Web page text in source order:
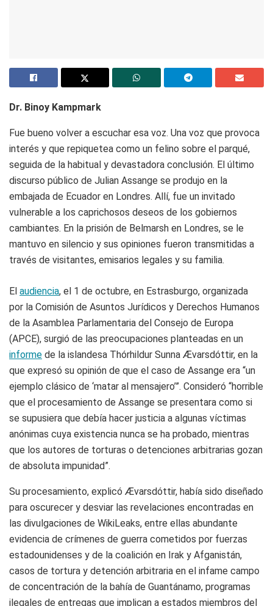
Dr. Binoy Kampmark
Fue bueno volver a escuchar esa voz. Una voz que provoca
interés y que repiquetea como un felino sobre el parqué,
seguida de la habitual y devastadora conclusión. El último
discurso público de Julian Assange se produjo en la
embajada de Ecuador en Londres. Allí, fue un invitado
vulnerable a los caprichosos deseos de los gobiernos
cambiantes. En la prisión de Belmarsh en Londres, se le
mantuvo en silencio y sus opiniones fueron transmitidas a
través de visitantes, emisarios legales y su familia.
El audiencia, el 1 de octubre, en Estrasburgo, organizada
por la Comisión de Asuntos Jurídicos y Derechos Humanos
de la Asamblea Parlamentaria del Consejo de Europa
(APCE), surgió de las preocupaciones planteadas en un
informe de la islandesa Thórhildur Sunna Ævarsdóttir, en la
que expresó su opinión de que el caso de Assange era “un
ejemplo clásico de ‘matar al mensajero’”. Consideró “horrible
que el procesamiento de Assange se presentara como si
se supusiera que debía hacer justicia a algunas víctimas
anónimas cuya existencia nunca se ha probado, mientras
que los autores de torturas o detenciones arbitrarias gozan
de absoluta impunidad”.
Su procesamiento, explicó Ævarsdóttir, había sido diseñado
para oscurecer y desviar las revelaciones encontradas en
las divulgaciones de WikiLeaks, entre ellas abundante
evidencia de crímenes de guerra cometidos por fuerzas
estadounidenses y de la coalición en Irak y Afganistán,
casos de tortura y detención arbitraria en el infame campo
de concentración de la bahía de Guantánamo, programas
ilegales de entregas que implican a estados miembros del